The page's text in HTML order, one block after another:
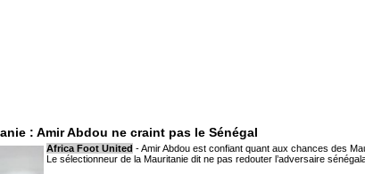
: Amir Abdou ne craint pas le Sénégal
Africa Foot United - Amir Abdou est confiant quant aux chances des
Le sélectionneur de la Mauritanie dit ne pas redouter l’adversaire